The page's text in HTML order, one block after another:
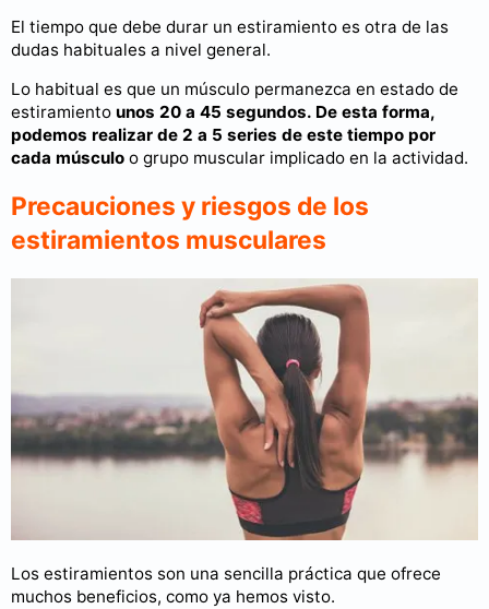
El tiempo que debe durar un estiramiento es otra de las
dudas habituales a nivel general.
Lo habitual es que un músculo permanezca en estado de
estiramiento unos 20 a 45 segundos. De esta forma,
podemos realizar de 2 a 5 series de este tiempo por
cada músculo o grupo muscular implicado en la actividad.
Precauciones y riesgos de los
estiramientos musculares
Los estiramientos son una sencilla práctica que ofrece
muchos beneficios, como ya hemos visto.